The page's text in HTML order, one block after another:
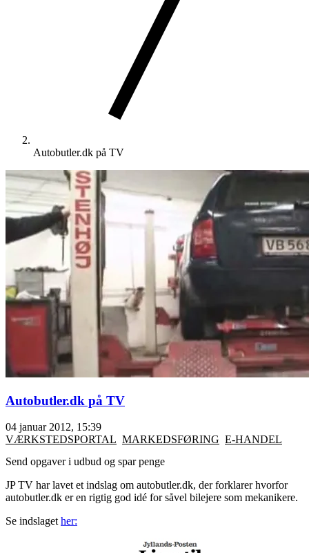
Autobutler.dk på TV
Autobutler.dk på TV
04 januar 2012, 15:39
VÆRKSTEDSPORTAL MARKEDSFØRING E-HANDEL
Send opgaver i udbud og spar penge
JP TV har lavet et indslag om autobutler.dk, der forklarer hvorfor
autobutler.dk er en rigtig god idé for såvel bilejere som mekanikere.
Se indslaget her: